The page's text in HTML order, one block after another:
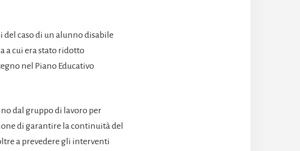
del caso di un alunno disabile
a cui era stato ridotto
nel Piano Educativo
dal gruppo di lavoro per
di garantire la continuità del
a prevedere gli interventi